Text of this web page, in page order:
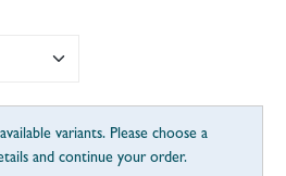
variants. Please choose a
and continue your order.